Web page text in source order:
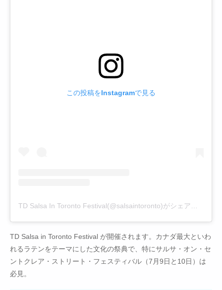
この投稿をInstagramで見る
TD Salsa In Toronto Festival(@salsaintoronto)がシェアした投稿
TD Salsa in Toronto Festival が開催されます。カナダ最大といわ
れるラテンをテーマにした文化の祭典で、特にサルサ・オン・セ
ントクレア・ストリート・フェスティバル（7月9日と10日）は
必見。